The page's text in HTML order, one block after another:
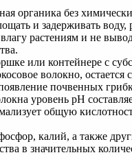
органика без
и задерживать воду,
влагу растениям и не
или контейнере с
волокно, остается
почвенных
уровень рН
общую
калий, а также
в значительных